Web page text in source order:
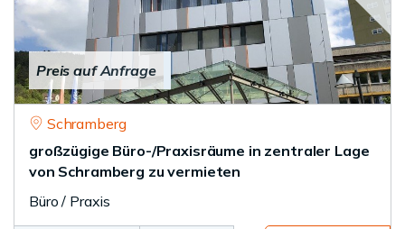
Preis auf Anfrage
Schramberg
großzügige Büro-/Praxisräume in zentraler Lage
von Schramberg zu vermieten
Büro / Praxis